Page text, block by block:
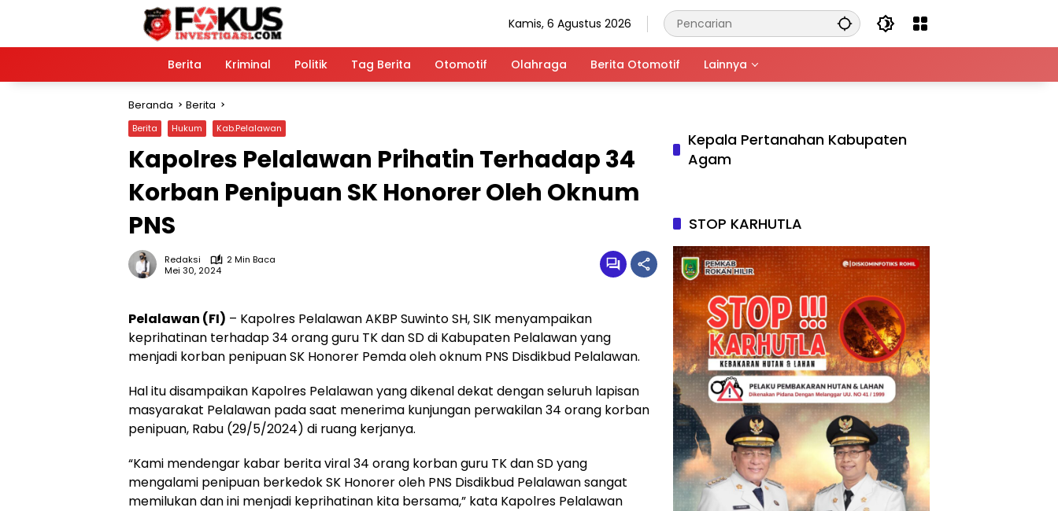
Kamis, 6 Agustus 2026
HomeBerita Kriminal Politik Tag Berita Otomotif Olahraga Berita Otomotif Lainnya
Beranda Berita
Berita Hukum Kab.Pelalawan
Kapolres Pelalawan Prihatin Terhadap 34
Korban Penipuan SK Honorer Oleh Oknum
PNS
Redaksi
2 Min Baca
Mei 30, 2024
Pelalawan (FI) – Kapolres Pelalawan AKBP Suwinto SH, SIK menyampaikan
keprihatinan terhadap 34 orang guru TK dan SD di Kabupaten Pelalawan yang
menjadi korban penipuan SK Honorer Pemda oleh oknum PNS Disdikbud Pelalawan.
Hal itu disampaikan Kapolres Pelalawan yang dikenal dekat dengan seluruh lapisan
masyarakat Pelalawan pada saat menerima kunjungan perwakilan 34 orang korban
penipuan, Rabu (29/5/2024) di ruang kerjanya.
“Kami mendengar kabar berita viral 34 orang korban guru TK dan SD yang
mengalami penipuan berkedok SK Honorer oleh PNS Disdikbud Pelalawan sangat
memilukan dan ini menjadi keprihatinan kita bersama,” kata Kapolres Pelalawan
Kepala Pertanahan Kabupaten
Agam
STOP KARHUTLA